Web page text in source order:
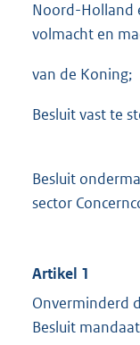
Noord-Holland
volmacht en
van de Koning;
Besluit vast te
Besluit
sector
Artikel 1
Onverminderd
Besluit